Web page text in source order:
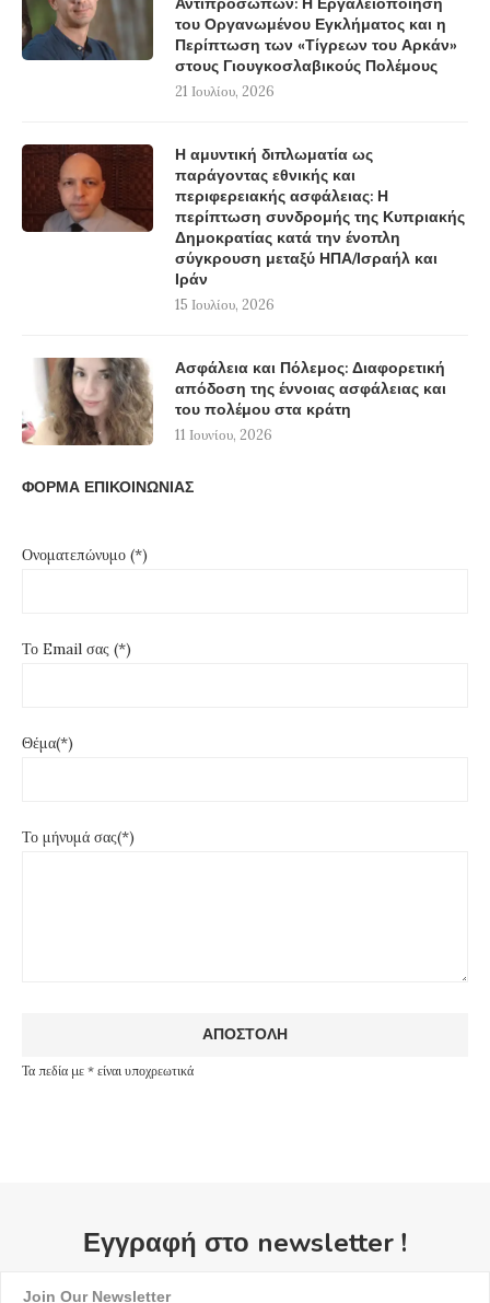
του Οργανωμένου Εγκλήματος και η
Περίπτωση των «Τίγρεων του Αρκάν»
στους Γιουγκοσλαβικούς Πολέμους
21 Ιουλίου, 2026
Η αμυντική διπλωματία ως
παράγοντας εθνικής και
περιφερειακής ασφάλειας: Η
περίπτωση συνδρομής της Κυπριακής
Δημοκρατίας κατά την ένοπλη
σύγκρουση μεταξύ ΗΠΑ/Ισραήλ και
Ιράν
15 Ιουλίου, 2026
Ασφάλεια και Πόλεμος: Διαφορετική
απόδοση της έννοιας ασφάλειας και
του πολέμου στα κράτη
11 Ιουνίου, 2026
ΦΟΡΜΑ ΕΠΙΚΟΙΝΩΝΙΑΣ
Ονοματεπώνυμο (*)
Το Email σας (*)
Θέμα(*)
Το μήνυμά σας(*)
Τα πεδία με * είναι υποχρεωτικά
Εγγραφή στο newsletter !
Join Our Newsletter